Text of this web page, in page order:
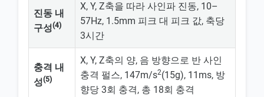
진동 내
구성(4)
X, Y, Z축을 따라 사인파 진동, 10–
57Hz, 1.5mm 피크 대 피크 값, 축당
3시간
충격 내
성(5)
X, Y, Z축의 양, 음 방향으로 반 사인
충격 펄스, 147m/s2(15g), 11ms, 방
향당 3회 충격, 총 18회 충격